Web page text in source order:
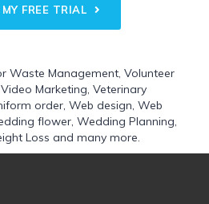
FREE TRIAL
Waste Management, Volunteer
Video Marketing, Veterinary
order, Web design, Web
flower, Wedding Planning,
Loss and many more.